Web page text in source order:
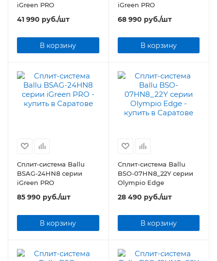
iGreen PRO
41 990 руб./шт
В корзину
iGreen PRO
68 990 руб./шт
В корзину
Сплит-система Ballu
BSAG-24HN8 серии
iGreen PRO
85 990 руб./шт
В корзину
Сплит-система Ballu
BSO-07HN8_22Y серии
Olympio Edge
28 490 руб./шт
В корзину